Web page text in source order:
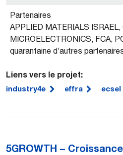
Partenaires
APPLIED MATERIALS ISRAEL,
MICROELECTRONICS, FCA,
quarantaine d’autres
Liens vers le projet:
industry4e effra ecsel
5GROWTH –